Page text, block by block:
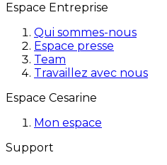
Espace Entreprise
Qui sommes-nous
Espace presse
Team
Travaillez avec nous
Espace Cesarine
Mon espace
Support